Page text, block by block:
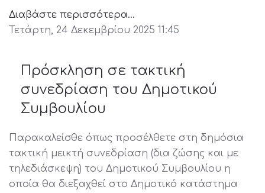
Διαβάστε περισσότερα...
Τετάρτη, 24 Δεκεμβρίου 2025 11:45
Πρόσκληση σε τακτική
συνεδρίαση του Δημοτικού
Συμβουλίου
Παρακαλείσθε όπως προσέλθετε στη δημόσια
τακτική μεικτή συνεδρίαση (δια ζώσης και με
τηλεδιάσκεψη) του Δημοτικού Συμβουλίου η
οποία θα διεξαχθεί στο Δημοτικό κατάστημα